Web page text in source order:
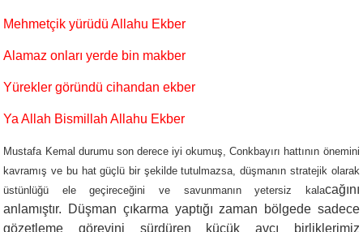
Mehmetçik yürüdü Allahu Ekber
Alamaz onları yerde bin makber
Yürekler göründü cihandan ekber
Ya Allah Bismillah Allahu Ekber
Mustafa Kemal durumu son derece iyi okumuş, Conkbayırı hattının önemini
kavramış ve bu hat güçlü bir şekilde tutulmazsa, düşmanın stratejik olarak
üstünlüğü ele geçireceğini ve savunmanın yetersiz kalacağını
anlamıştır. Düşman çıkarma yaptığı zaman bölgede sadece
gözetleme görevini sürdüren küçük avcı birliklerimiz